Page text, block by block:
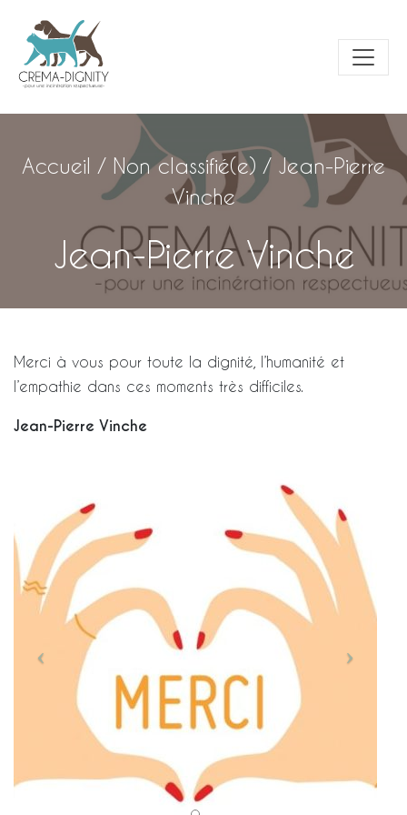
Accueil / Non classifié(e) / Jean-Pierre
Vinche
Jean-Pierre Vinche
Merci à vous pour toute la dignité, l’humanité et
l’empathie dans ces moments très difficiles.
Jean-Pierre Vinche